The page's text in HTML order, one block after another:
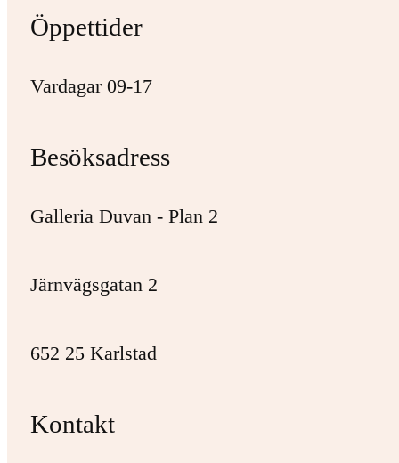
Öppettider
Vardagar 09-17
Besöksadress
Galleria Duvan - Plan 2
Järnvägsgatan 2
652 25 Karlstad
Kontakt